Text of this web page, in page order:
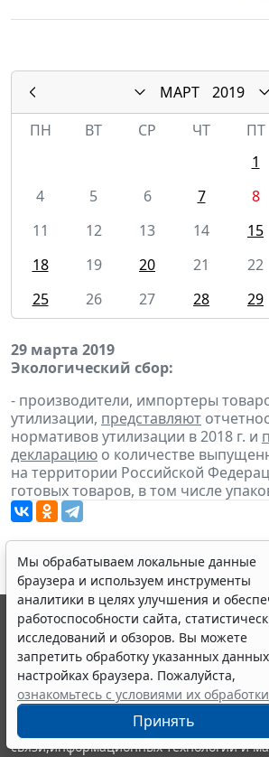
МАРТ
2019
ПН
ВТ СР ЧТ ПТ
1
4
5 6 7 8
11
12 13 14 15
18
19 20 21 22
25
26 27 28 29
29 марта 2019
Экологический сбор:
- производители, импортеры
утилизации, представляют
нормативов утилизации в 2018 г. и
декларацию о количестве
на территории Российской
готовых товаров, в том числе
Мы обрабатываем локальные данные
браузера и используем инструменты
аналитики в целях улучшения и
работоспособности сайта,
исследований и обзоров. Вы можете
запретить обработку указанных
настройках браузера. Пожалуйста,
ознакомьтесь с условиями их обработки
Принять
© ООО "НПП "ГАРАНТ-СЕРВИС", 2026.
выпускается с 1990 года. Компания
являются участниками Российской
информации ГАРАНТ.
Портал ГАРАНТ.РУ зарегистрирован в
издания Федеральной службой по
связи,информационных технологий и